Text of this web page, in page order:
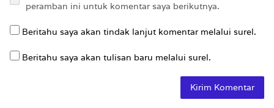
peramban ini untuk komentar saya berikutnya.
Beritahu saya akan tindak lanjut komentar melalui surel.
Beritahu saya akan tulisan baru melalui surel.